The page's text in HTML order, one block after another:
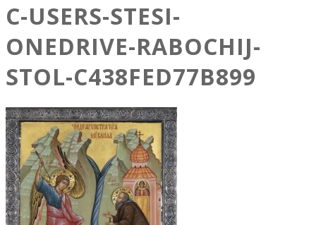
C-USERS-STESI-
ONEDRIVE-RABOCHIJ-
STOL-C438FED77B899